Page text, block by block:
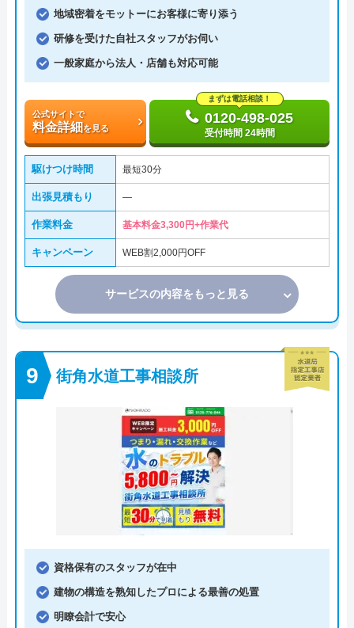
地域密着をモットーにお客様に寄り添う
研修を受けた自社スタッフがお伺い
一般家庭から法人・店舗も対応可能
公式サイトで
料金詳細を見る
まずは電話相談！
0120-498-025
受付時間 24時間
駆けつけ時間 最短30分
出張見積もり ―
作業料金 基本料金3,300円+作業代
キャンペーン WEB割2,000円OFF
サービスの内容をもっと見る
街角水道工事相談所
資格保有のスタッフが在中
建物の構造を熟知したプロによる最善の処置
明瞭会計で安心